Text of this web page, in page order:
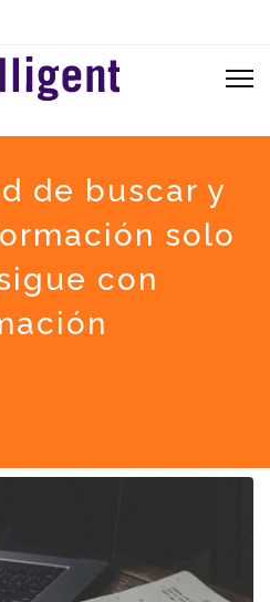
de buscar y
solo
con